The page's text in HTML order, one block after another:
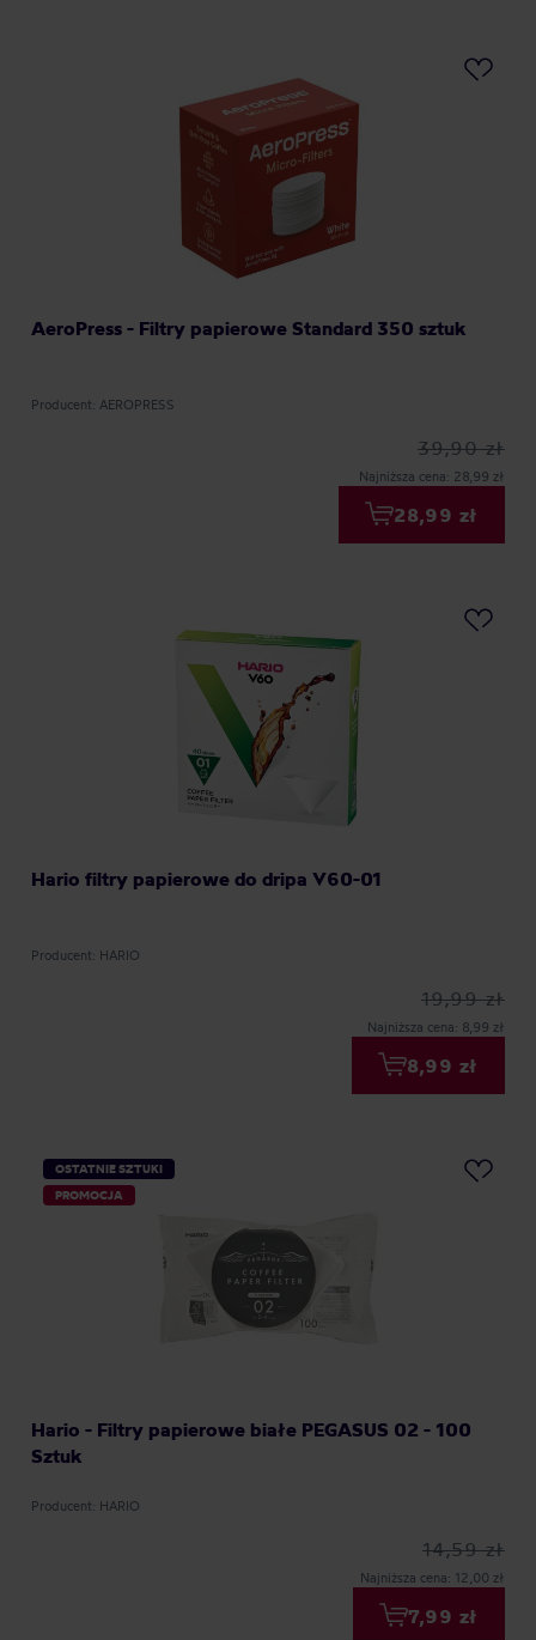
AeroPress - Filtry papierowe Standard 350 sztuk
Producent: AEROPRESS
39,90 zł
Najniższa cena: 28,99 zł
28,99 zł
Hario filtry papierowe do dripa V60-01
Producent: HARIO
19,99 zł
Najniższa cena: 8,99 zł
8,99 zł
OSTATNIE SZTUKI
PROMOCJA
Hario - Filtry papierowe białe PEGASUS 02 - 100
Sztuk
Producent: HARIO
14,59 zł
Najniższa cena: 12,00 zł
7,99 zł